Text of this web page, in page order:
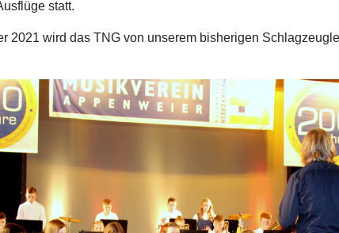
statt.
2021 wird das TNG von unserem bisherigen